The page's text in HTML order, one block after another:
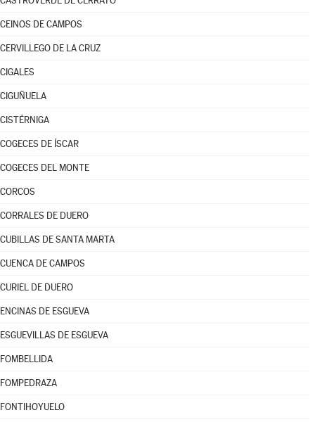
CEINOS DE CAMPOS
CERVILLEGO DE LA CRUZ
CIGALES
CIGUÑUELA
CISTÉRNIGA
COGECES DE ÍSCAR
COGECES DEL MONTE
CORCOS
CORRALES DE DUERO
CUBILLAS DE SANTA MARTA
CUENCA DE CAMPOS
CURIEL DE DUERO
ENCINAS DE ESGUEVA
ESGUEVILLAS DE ESGUEVA
FOMBELLIDA
FOMPEDRAZA
FONTIHOYUELO